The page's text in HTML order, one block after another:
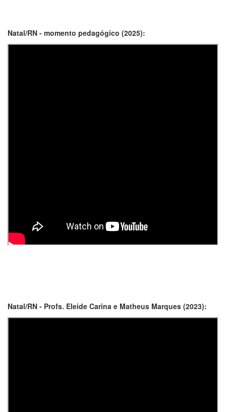
Natal/RN - momento pedagógico (2025):
Natal/RN - Profs. Eleide Carina e Matheus Marques (2023):